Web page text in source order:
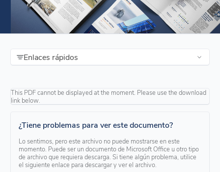
Enlaces rápidos
This PDF cannot be displayed at the moment. Please use the download
link below.
¿Tiene problemas para ver este documento?
Lo sentimos, pero este archivo no puede mostrarse en este
momento. Puede ser un documento de Microsoft Office u otro tipo
de archivo que requiera descarga. Si tiene algún problema, utilice
el siguiente enlace para descargar y ver el archivo.